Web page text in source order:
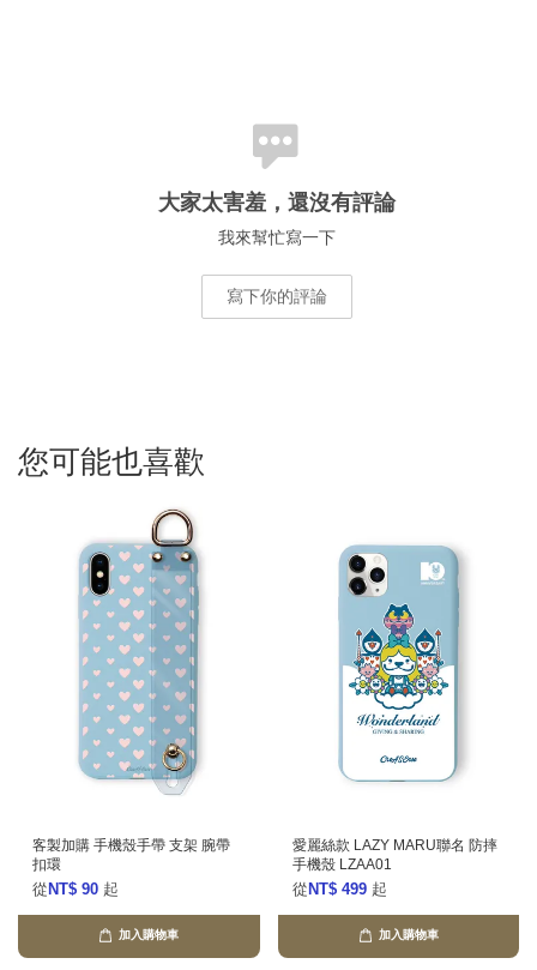
大家太害羞，還沒有評論
我來幫忙寫一下
寫下你的評論
您可能也喜歡
客製加購 手機殼手帶 支架 腕帶
扣環
從 NT$ 90 起
加入購物車
愛麗絲款 LAZY MARU聯名 防摔
手機殼 LZAA01
從 NT$ 499 起
加入購物車